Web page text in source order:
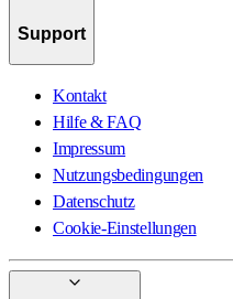
Support
Kontakt
Hilfe & FAQ
Impressum
Nutzungsbedingungen
Datenschutz
Cookie-Einstellungen